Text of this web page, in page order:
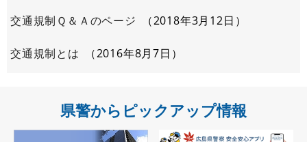
交通規制Ｑ＆Ａのページ 2018年3月12日
交通規制とは 2016年8月7日
県警からピックアップ情報